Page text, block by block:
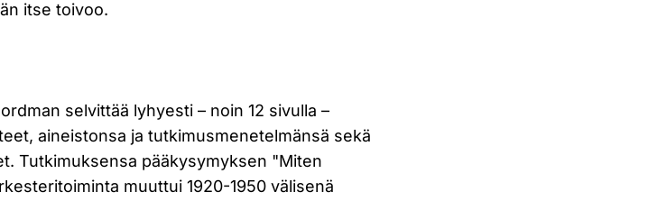
itse toivoo.
selvittää lyhyesti – noin 12 sivulla –
aineistonsa ja tutkimusmenetelmänsä sekä
Tutkimuksensa pääkysymyksen "Miten
muuttui 1920-1950 välisenä